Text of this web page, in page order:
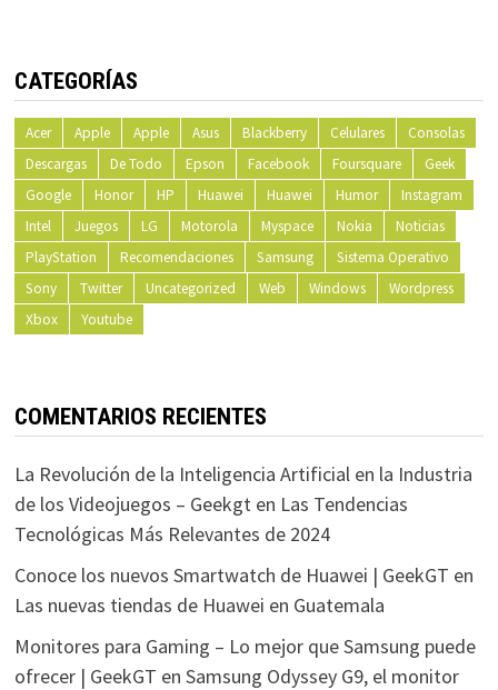
CATEGORÍAS
Acer Apple Apple Asus Blackberry Celulares
Consolas
Descargas
De Todo Epson Facebook Foursquare
Geek
Google
Honor HP Huawei Huawei Humor
Instagram
Intel
Juegos LG Motorola Myspace Nokia
Noticias
PlayStation
Recomendaciones Samsung
Sistema Operativo
Sony
Twitter Uncategorized Web Windows
Wordpress
Xbox
Youtube
COMENTARIOS RECIENTES
La Revolución de la Inteligencia Artificial en la Industria
de los Videojuegos – Geekgt en Las Tendencias
Tecnológicas Más Relevantes de 2024
Conoce los nuevos Smartwatch de Huawei | GeekGT en
Las nuevas tiendas de Huawei en Guatemala
Monitores para Gaming – Lo mejor que Samsung puede
ofrecer | GeekGT en Samsung Odyssey G9, el monitor